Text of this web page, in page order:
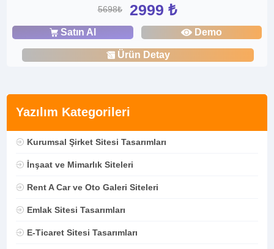
Yazılım Kategorileri
Kurumsal Şirket Sitesi Tasarımları
İnşaat ve Mimarlık Siteleri
Rent A Car ve Oto Galeri Siteleri
Emlak Sitesi Tasarımları
E-Ticaret Sitesi Tasarımları
5698₺ 2999 ₺
Satın Al Demo
Ürün Detay